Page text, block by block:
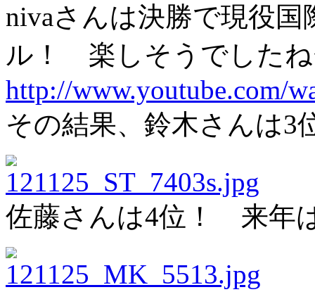
nivaさんは決勝で現役
ル！ 楽しそうでした
http://www.youtube.com/
その結果、鈴木さんは3
佐藤さんは4位！ 来年